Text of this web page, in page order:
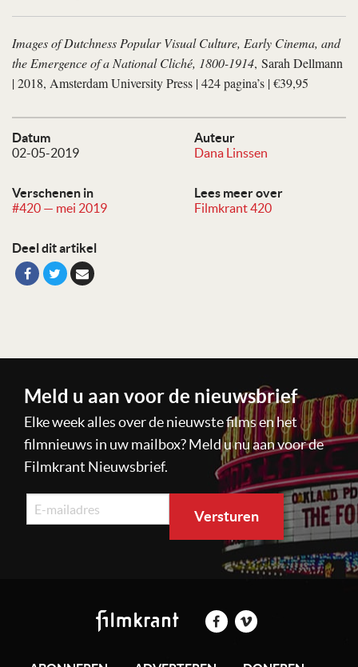
Datum
02-05-2019
Auteur
Dana Linssen
Verschenen in
#420 — mei 2019
Lees meer over
Filmkrant 420
Deel dit artikel
Images of Dutchness Popular Visual Culture, Early Cinema, and
the Emergence of a National Cliché, 1800-1914, Sarah Dellmann
| 2018, Amsterdam University Press | 424 pagina’s | €39,95
Meld u aan voor de nieuwsbrief
Elke week alles over de nieuwste films en het
filmnieuws in uw mailbox? Meld u nu aan voor de
Filmkrant Nieuwsbrief.